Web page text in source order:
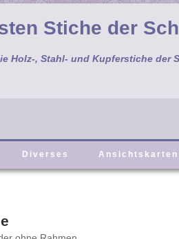
Stiche der
Holz-, Stahl- und Kupferstiche der
Diverses Ansichtskarten